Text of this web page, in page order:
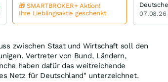
zwischen Staat und Wirtschaft soll den
Vertreter von Bund, Ländern,
haben dafür das weitreichende
Netz für Deutschland" unterzeichnet.
🎁 SMARTBROKER+ Aktion!
Ihre Lieblingsaktie geschenkt
07.08.26